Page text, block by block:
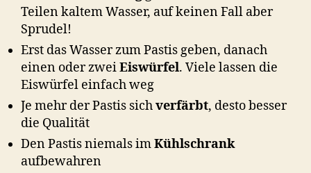
Teilen kaltem Wasser, auf keinen Fall aber
Sprudel!
Erst das Wasser zum Pastis geben, danach
einen oder zweiEiswürfel. Viele lassen die
Eiswürfel einfach weg
Je mehr der Pastis sichverfärbt, desto besser
die Qualität
Den Pastis niemals imKühlschrank
aufbewahren